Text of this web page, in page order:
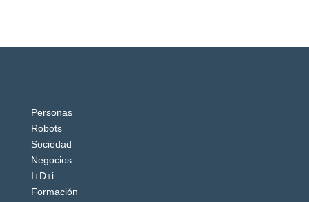
Personas
Robots
Sociedad
Negocios
I+D+i
Formación